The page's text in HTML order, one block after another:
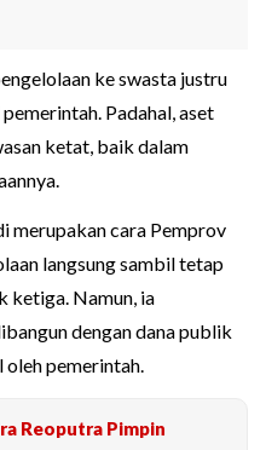
ke swasta justru
Padahal, aset
ketat, baik dalam
merupakan cara Pemprov
langsung sambil tetap
ketiga. Namun, ia
dengan dana publik
pemerintah.
Reoputra Pimpin